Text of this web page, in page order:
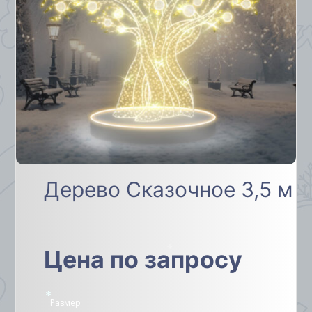
Дерево Сказочное 3,5 м
Цена по запросу
Размер